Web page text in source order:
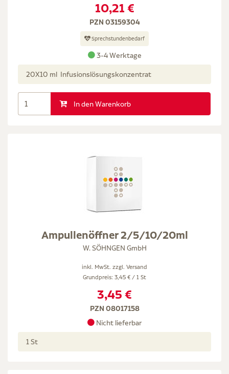
10,21 €
PZN 03159304
Sprechstundenbedarf
3-4 Werktage
20X10 ml Infusionslösungskonzentrat
In den Warenkorb
Ampullenöffner 2/5/10/20ml
W. SÖHNGEN GmbH
inkl. MwSt. zzgl. Versand
Grundpreis: 3,45 € / 1 St
3,45 €
PZN 08017158
Nicht lieferbar
1 St